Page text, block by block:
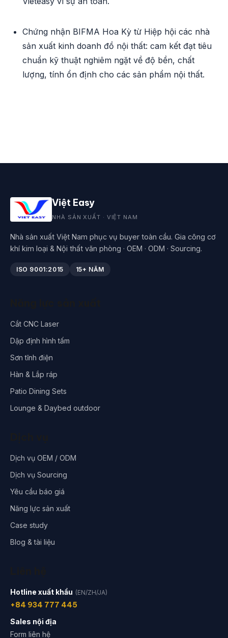
Chứng nhận BIFMA Hoa Kỳ từ Hiệp hội các nhà
sản xuất kinh doanh đồ nội thất: cam kết đạt tiêu
chuẩn kỹ thuật nghiêm ngặt về độ bền, chất
lượng, tính ổn định cho các sản phẩm nội thất.
Việt Easy
NHÀ SẢN XUẤT · VIỆT NAM
Nhà sản xuất Việt Nam phục vụ buyer toàn cầu. Gia công cơ
khí kim loại & Nội thất văn phòng · OEM · ODM · Sourcing.
ISO 9001:2015 15+ NĂM
Cắt CNC Laser
Dập định hình tấm
Sơn tĩnh điện
Hàn & Lắp ráp
Patio Dining Sets
Lounge & Daybed outdoor
Dịch vụ OEM / ODM
Dịch vụ Sourcing
Yêu cầu báo giá
Năng lực sản xuất
Case study
Blog & tài liệu
Hotline xuất khẩu (EN/ZH/JA)
+84 934 777 445
Sales nội địa
Form liên hệ